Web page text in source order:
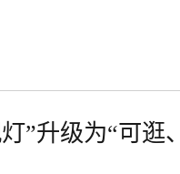
”升级为“可逛